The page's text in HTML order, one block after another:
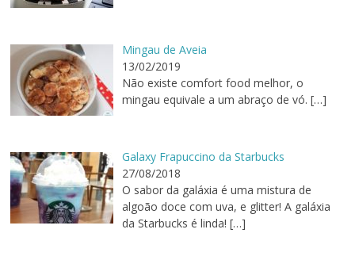
Mingau de Aveia
13/02/2019
Não existe comfort food melhor, o
mingau equivale a um abraço de vó. […]
Galaxy Frapuccino da Starbucks
27/08/2018
O sabor da galáxia é uma mistura de
algoão doce com uva, e glitter! A galáxia
da Starbucks é linda! […]